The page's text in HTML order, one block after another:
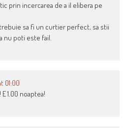
prin incercarea de a il elibera pe
sa fi un curtier perfect, sa stii
nu poti este fail.
01:00
1.00 noaptea!